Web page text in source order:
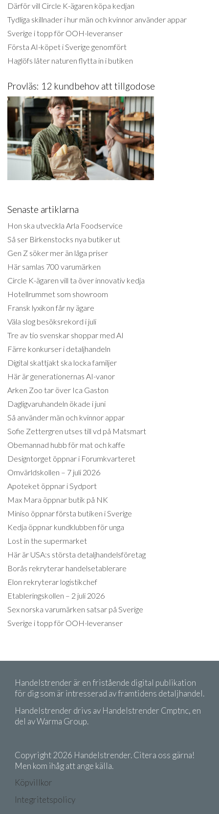
Därför vill Circle K-ägaren köpa kedjan
Tydliga skillnader i hur män och kvinnor använder appar
Sverige i topp för OOH-leveranser
Första AI-köpet i Sverige genomfört
Haglöfs låter naturen flytta in i butiken
Provläs: 12 kundbehov att tillgodose
Senaste artiklarna
Hon ska utveckla Arla Foodservice
Så ser Birkenstocks nya butiker ut
Gen Z söker mer än låga priser
Här samlas 700 varumärken
Circle K-ägaren vill ta över innovativ kedja
Hotellrummet som showroom
Fransk lyxikon får ny ägare
Väla slog besöksrekord i juli
Tre av tio svenskar shoppar med AI
Färre konkurser i detaljhandeln
Digital skattjakt ska locka familjer
Här är generationernas AI-vanor
Arken Zoo tar över Ica Gaston
Dagligvaruhandeln ökade i juni
Så använder män och kvinnor appar
Sofie Zettergren utses till vd på Matsmart
Obemannad hubb för mat och kaffe
Designtorget öppnar i Forumkvarteret
Omvärldskollen – 7 juli 2026
Apoteket öppnar i Sydport
Max Mara öppnar butik på NK
Miniso öppnar första butiken i Sverige
Kedja öppnar kundklubben för unga
Lost in the supermarket
Här är USA:s största detaljhandelsföretag
Borås rekryterar handelsetablerare
Elon rekryterar logistikchef
Etableringskollen – 2 juli 2026
Sex norska varumärken satsar på Sverige
Sverige i topp för OOH-leveranser
Handelstrender är en fristående digital publikation
för dig som är intresserad av framtidens detaljhandel.
Handelstrender drivs av Handelstrender Cmptnc, en
del av Warma Group.
Copyright 2026 Handelstrender. Citera oss gärna!
Men kom ihåg att ange källa.
Köpvillkor
Integritetspolicy